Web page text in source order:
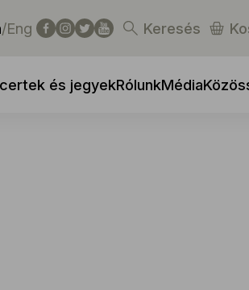
/Eng Keresés
és jegyekRólunkMédia